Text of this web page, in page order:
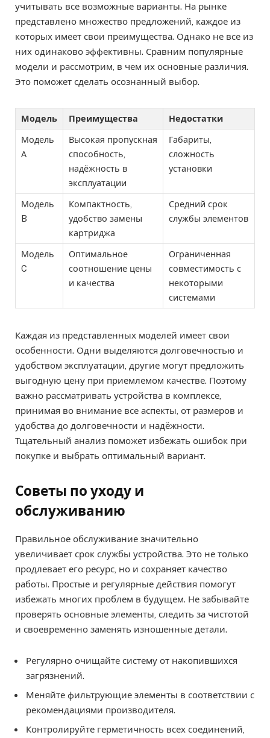
учитывать все возможные варианты. На рынке
представлено множество предложений, каждое из
которых имеет свои преимущества. Однако не все из
них одинаково эффективны. Сравним популярные
модели и рассмотрим, в чем их основные различия.
Это поможет сделать осознанный выбор.
Модель Преимущества Недостатки
Модель
А
Высокая пропускная
способность,
надёжность в
эксплуатации
Габариты,
сложность
установки
Модель
B
Компактность,
удобство замены
картриджа
Средний срок
службы элементов
Модель
C
Оптимальное
соотношение цены
и качества
Ограниченная
совместимость с
некоторыми
системами
Каждая из представленных моделей имеет свои
особенности. Одни выделяются долговечностью и
удобством эксплуатации, другие могут предложить
выгодную цену при приемлемом качестве. Поэтому
важно рассматривать устройства в комплексе,
принимая во внимание все аспекты, от размеров и
удобства до долговечности и надёжности.
Тщательный анализ поможет избежать ошибок при
покупке и выбрать оптимальный вариант.
Советы по уходу и
обслуживанию
Правильное обслуживание значительно
увеличивает срок службы устройства. Это не только
продлевает его ресурс, но и сохраняет качество
работы. Простые и регулярные действия помогут
избежать многих проблем в будущем. Не забывайте
проверять основные элементы, следить за чистотой
и своевременно заменять изношенные детали.
Регулярно очищайте систему от накопившихся
загрязнений.
Меняйте фильтрующие элементы в соответствии с
рекомендациями производителя.
Контролируйте герметичность всех соединений,